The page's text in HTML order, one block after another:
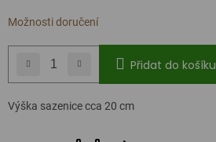
Možnosti doručení
Přidat do košíku
Výška sazenice cca 20 cm